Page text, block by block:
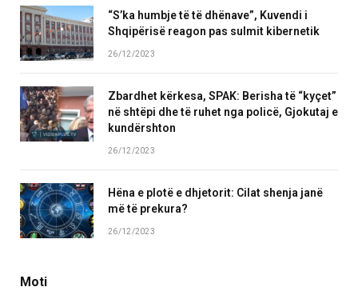
“S’ka humbje të të dhënave”, Kuvendi i
Shqipërisë reagon pas sulmit kibernetik
26/12/2023
Zbardhet kërkesa, SPAK: Berisha të “kyçet”
në shtëpi dhe të ruhet nga policë, Gjokutaj e
kundërshton
26/12/2023
Hëna e plotë e dhjetorit: Cilat shenja janë
më të prekura?
26/12/2023
Moti